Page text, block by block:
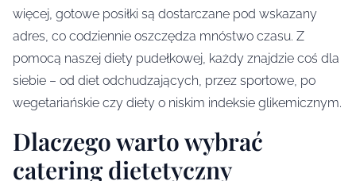
więcej, gotowe posiłki są dostarczane pod wskazany
adres, co codziennie oszczędza mnóstwo czasu. Z
pomocą naszej diety pudełkowej, każdy znajdzie coś dla
siebie – od diet odchudzających, przez sportowe, po
wegetariańskie czy diety o niskim indeksie glikemicznym.
Dlaczego warto wybrać
catering dietetyczny